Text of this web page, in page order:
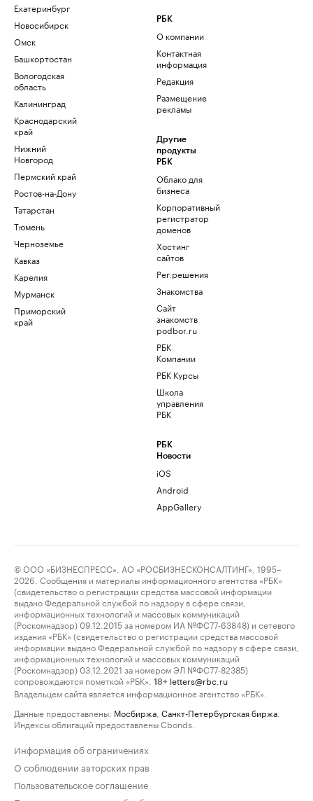
Екатеринбург
Новосибирск
Омск
Башкортостан
Вологодская
область
Калининград
Краснодарский
край
Нижний
Новгород
Пермский край
Ростов-на-Дону
Татарстан
Тюмень
Черноземье
Кавказ
Карелия
Мурманск
Приморский
край
РБК
О компании
Контактная
информация
Редакция
Размещение
рекламы
Другие
продукты
РБК
Облако для
бизнеса
Корпоративный
регистратор
доменов
Хостинг
сайтов
Рег.решения
Знакомства
Сайт
знакомств
podbor.ru
РБК
Компании
РБК Курсы
Школа
управления
РБК
РБК
Новости
iOS
Android
AppGallery
© ООО «БИЗНЕСПРЕСС», АО «РОСБИЗНЕСКОНСАЛТИНГ», 1995–
2026. Сообщения и материалы информационного агентства «РБК»
(свидетельство о регистрации средства массовой информации
выдано Федеральной службой по надзору в сфере связи,
информационных технологий и массовых коммуникаций
(Роскомнадзор) 09.12.2015 за номером ИА №ФС77-63848) и сетевого
издания «РБК» (свидетельство о регистрации средства массовой
информации выдано Федеральной службой по надзору в сфере связи,
информационных технологий и массовых коммуникаций
(Роскомнадзор) 03.12.2021 за номером ЭЛ №ФС77-82385)
сопровождаются пометкой «РБК».
18+ letters@rbc.ru
Владельцем сайта является информационное агентство «РБК».
Данные предоставлены: Мосбиржа Санкт-Петербургская биржа
Индексы облигаций предоставлены Cbonds.
Информация об ограничениях
О соблюдении авторских прав
Пользовательское соглашение